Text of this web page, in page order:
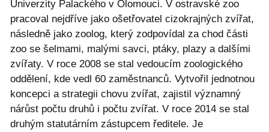
Univerzity Palackého v Olomouci. V ostravské zoo
pracoval nejdříve jako ošetřovatel cizokrajných zvířat,
následně jako zoolog, který zodpovídal za chod části
zoo se šelmami, malými savci, ptáky, plazy a dalšími
zvířaty. V roce 2008 se stal vedoucím zoologického
oddělení, kde vedl 60 zaměstnanců. Vytvořil jednotnou
koncepci a strategii chovu zvířat, zajistil významný
nárůst počtu druhů i počtu zvířat. V roce 2014 se stal
druhým statutárním zástupcem ředitele. Je